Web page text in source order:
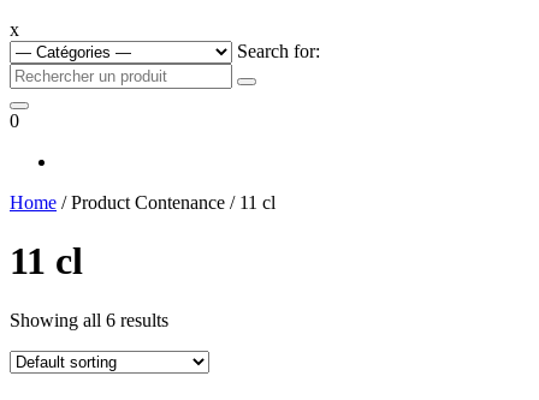
x
Search for:
0
Home / Product Contenance / 11 cl
11 cl
Showing all 6 results